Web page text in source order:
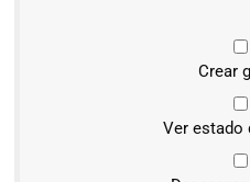
Crear
Ver estado